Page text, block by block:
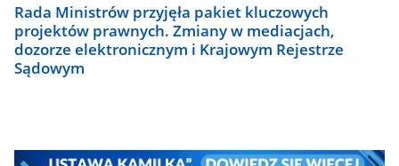
Rada Ministrów przyjęła pakiet kluczowych
projektów prawnych. Zmiany w mediacjach,
dozorze elektronicznym i Krajowym Rejestrze
Sądowym